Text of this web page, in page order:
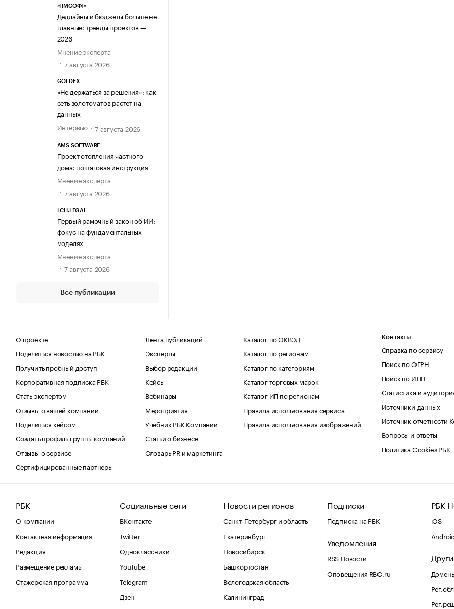
«ПМСОФТ»
Дедлайны и бюджеты больше не
главные: тренды проектов —
2026
Мнение эксперта
7 августа 2026
GOLDEX
«Не держаться за решения»: как
сеть золотоматов растет на
данных
Интервью
7 августа 2026
AMS SOFTWARE
Проект отопления частного
дома: пошаговая инструкция
Мнение эксперта
7 августа 2026
LCH.LEGAL
Первый рамочный закон об ИИ:
фокус на фундаментальных
моделях
Мнение эксперта
7 августа 2026
Все публикации
О проекте
Поделиться новостью на РБК
Получить пробный доступ
Корпоративная подписка РБК
Стать экспертом
Отзывы о вашей компании
Поделиться кейсом
Создать профиль группы компаний
Отзывы о сервисе
Сертифицированные партнеры
Лента публикаций
Эксперты
Выбор редакции
Кейсы
Вебинары
Мероприятия
Учебник РБК Компании
Статьи о бизнесе
Словарь PR и маркетинга
Каталог по ОКВЭД
Каталог по регионам
Каталог по категориям
Каталог торговых марок
Каталог ИП по регионам
Правила использования сервиса
Правила использования изображений
Контакты
Справка по сервису
Поиск по ОГРН
Поиск по ИНН
Статистика и
Источники данных
Источник отчетности
Вопросы и ответы
Политика Cookies РБК
РБК
О компании
Контактная информация
Редакция
Размещение рекламы
Стажерская программа
Социальные сети
ВКонтакте
Twitter
Одноклассники
YouTube
Telegram
Дзен
Новости регионов
Санкт-Петербург и область
Екатеринбург
Новосибирск
Башкортостан
Вологодская область
Калининград
Подписки
Подписка на РБК
Уведомления
RSS Новости
Оповещения RBC.ru
РБК
iOS